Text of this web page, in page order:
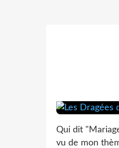
Qui dit
vu de mon